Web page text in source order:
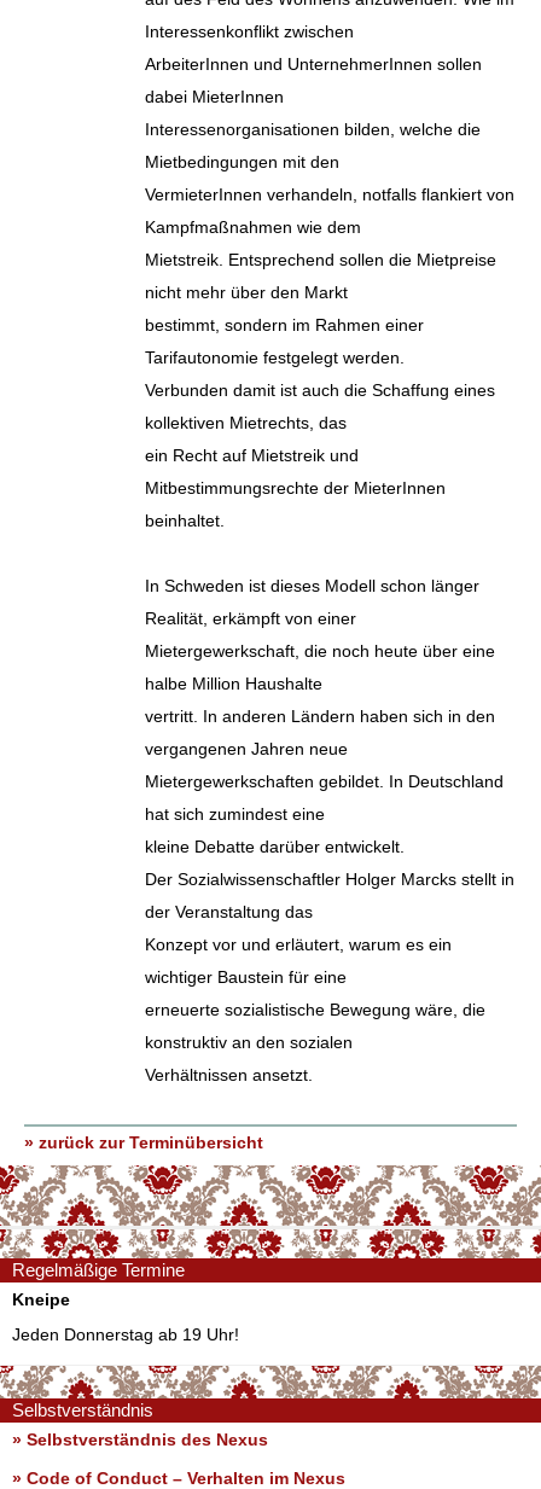
Interessenkonflikt zwischen
ArbeiterInnen und UnternehmerInnen sollen
dabei MieterInnen
Interessenorganisationen bilden, welche die
Mietbedingungen mit den
VermieterInnen verhandeln, notfalls flankiert von
Kampfmaßnahmen wie dem
Mietstreik. Entsprechend sollen die Mietpreise
nicht mehr über den Markt
bestimmt, sondern im Rahmen einer
Tarifautonomie festgelegt werden.
Verbunden damit ist auch die Schaffung eines
kollektiven Mietrechts, das
ein Recht auf Mietstreik und
Mitbestimmungsrechte der MieterInnen
beinhaltet.
In Schweden ist dieses Modell schon länger
Realität, erkämpft von einer
Mietergewerkschaft, die noch heute über eine
halbe Million Haushalte
vertritt. In anderen Ländern haben sich in den
vergangenen Jahren neue
Mietergewerkschaften gebildet. In Deutschland
hat sich zumindest eine
kleine Debatte darüber entwickelt.
Der Sozialwissenschaftler Holger Marcks stellt in
der Veranstaltung das
Konzept vor und erläutert, warum es ein
wichtiger Baustein für eine
erneuerte sozialistische Bewegung wäre, die
konstruktiv an den sozialen
Verhältnissen ansetzt.
» zurück zur Terminübersicht
Regelmäßige Termine
Kneipe
Jeden Donnerstag ab 19 Uhr!
Selbstverständnis
» Selbstverständnis des Nexus
» Code of Conduct – Verhalten im Nexus